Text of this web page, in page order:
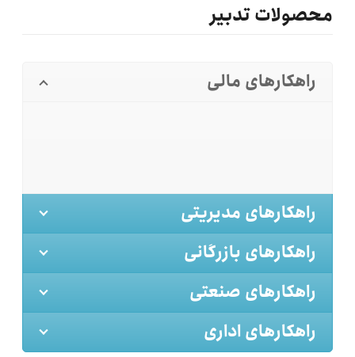
محصولات تدبیر
راهکارهای مالی
راهکارهای مدیریتی
راهکارهای بازرگانی
راهکارهای صنعتی
راهکارهای اداری